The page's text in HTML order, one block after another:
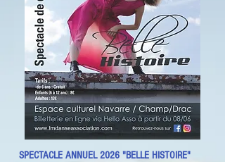
SPECTACLE ANNUEL 2026 "BELLE HISTOIRE"